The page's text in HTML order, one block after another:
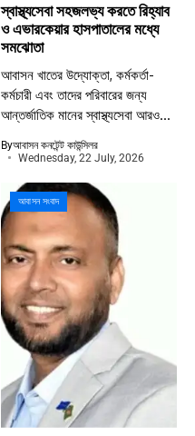
স্বাস্থ্যসেবা সহজলভ্য করতে রিহ্যাব
ও এভারকেয়ার হাসপাতালের মধ্যে
সমঝোতা
আবাসন খাতের উদ্যোক্তা, কর্মকর্তা-
কর্মচারী এবং তাদের পরিবারের জন্য
আন্তর্জাতিক মানের স্বাস্থ্যসেবা আরও...
Byআবাসন কনটেন্ট কাউন্সিলর
Wednesday, 22 July, 2026
আবাসন সংবাদ